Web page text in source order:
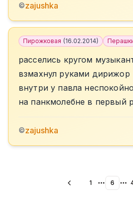
©zajushka
Пирожковая (16.02.2014)
расселись кругом
взмахнул руками дирижор
внутри у павла неспокойно
на панкмолебне в первый
©zajushka
1 More
6